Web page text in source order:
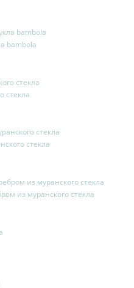
bambola
стекла
стекла
из муранского стекла